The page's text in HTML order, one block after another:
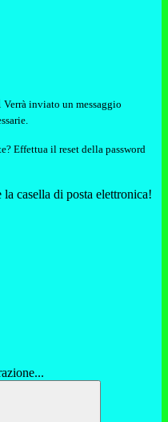
Verrà inviato un messaggio
Effettua il reset della password
casella di posta elettronica!